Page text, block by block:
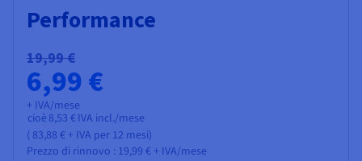
Performance
19,99 €
6,99 €
+ IVA/mese
cioè 8,53 € IVA incl./mese
( 83,88 € + IVA per 12 mesi)
Prezzo di rinnovo : 19,99 € + IVA/mese